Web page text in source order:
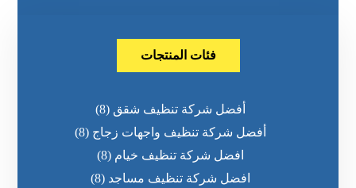
فئات المنتجات
أفضل شركة تنظيف شقق (8)
أفضل شركة تنظيف واجهات زجاج (8)
افضل شركة تنظيف خيام (8)
افضل شركة تنظيف مساجد (8)